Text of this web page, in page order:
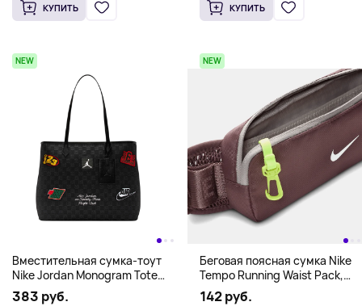
КУПИТЬ КУПИТЬ
NEW
Вместительная сумка-тоут
Nike Jordan Monogram Tote
Bag (32 л), черный
383 руб.
NEW
Беговая поясная сумка Nike
Tempo Running Waist Pack,
бордовый
142 руб.